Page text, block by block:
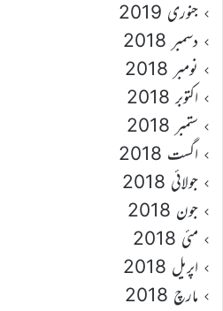
جنوری 2019
دسمبر 2018
نومبر 2018
اکتوبر 2018
ستمبر 2018
اگست 2018
جولائی 2018
جون 2018
مئی 2018
اپریل 2018
مارچ 2018